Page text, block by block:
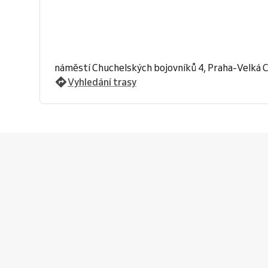
náměstí Chuchelských bojovníků 4, Praha-Velká
Vyhledání trasy